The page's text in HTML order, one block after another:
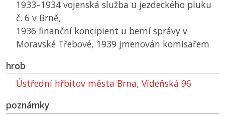
1933–1934 vojenská služba u jezdeckého pluku
č. 6 v Brně,
1936 finanční koncipient u berní správy v
Moravské Třebové, 1939 jmenován komisařem
hrob
Ústřední hřbitov města Brna, Vídeňská 96
poznámky